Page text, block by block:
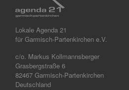
Lokale Agenda 21
für Garmisch-Partenkirchen e.V.
c/o. Markus Kollmannsberger
Grasbergstraße 6
82467 Garmisch-Partenkirchen
Deutschland